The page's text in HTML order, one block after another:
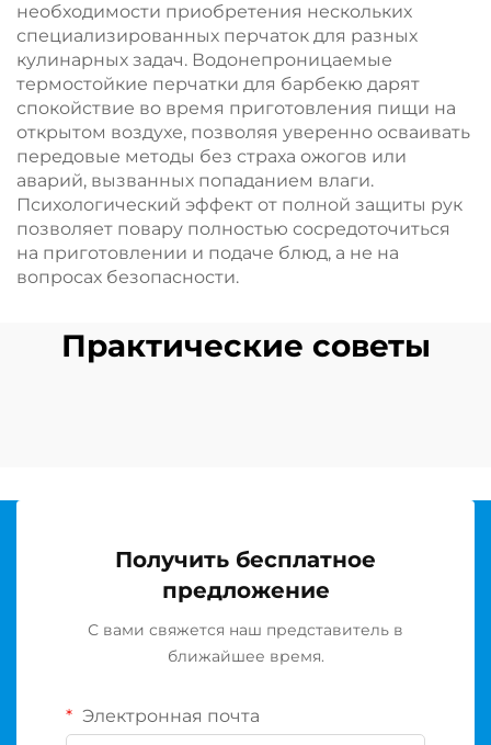
необходимости приобретения нескольких
специализированных перчаток для разных
кулинарных задач. Водонепроницаемые
термостойкие перчатки для барбекю дарят
спокойствие во время приготовления пищи на
открытом воздухе, позволяя уверенно осваивать
передовые методы без страха ожогов или
аварий, вызванных попаданием влаги.
Психологический эффект от полной защиты рук
позволяет повару полностью сосредоточиться
на приготовлении и подаче блюд, а не на
вопросах безопасности.
Практические советы
Получить бесплатное
предложение
С вами свяжется наш представитель в
ближайшее время.
Электронная почта